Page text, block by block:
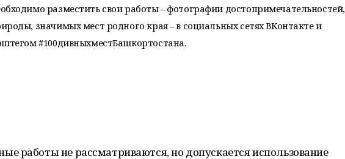
разместить свои работы – фотографии достопримечательностей,
значимых мест родного края – в социальных сетях ВКонтакте и
#100дивныхместБашкортостана.
работы не рассматриваются, но допускается использование